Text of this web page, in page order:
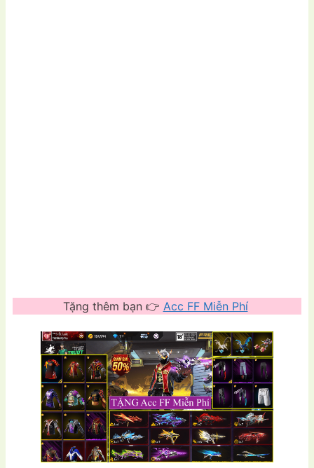
Tặng thêm bạn 👉 Acc FF Miễn Phí